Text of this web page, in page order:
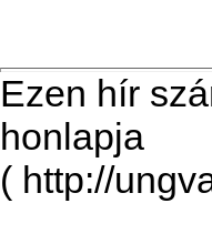
Ezen hír
honlapja
( http://